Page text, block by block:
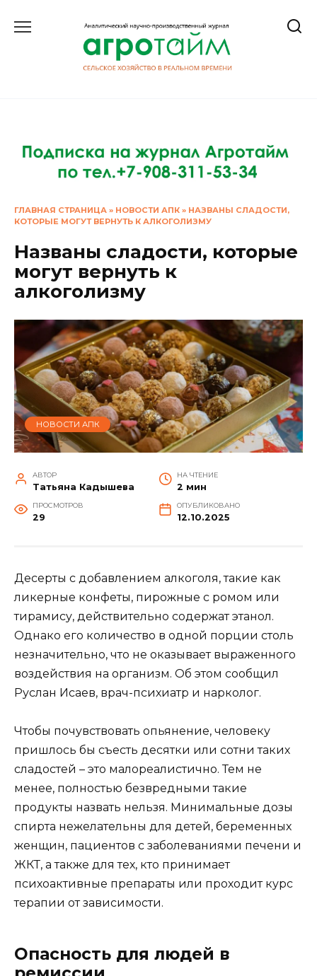
ГЛАВНАЯ СТРАНИЦА » НОВОСТИ АПК » НАЗВАНЫ СЛАДОСТИ,
КОТОРЫЕ МОГУТ ВЕРНУТЬ К АЛКОГОЛИЗМУ
Названы сладости, которые
могут вернуть к
алкоголизму
НОВОСТИ АПК
АВТОР
Татьяна Кадышева
НА ЧТЕНИЕ
2 мин
ПРОСМОТРОВ
29
ОПУБЛИКОВАНО
12.10.2025
Десерты с добавлением алкоголя, такие как
ликерные конфеты, пирожные с ромом или
тирамису, действительно содержат этанол.
Однако его количество в одной порции столь
незначительно, что не оказывает выраженного
воздействия на организм. Об этом сообщил
Руслан Исаев, врач-психиатр и нарколог.
Чтобы почувствовать опьянение, человеку
пришлось бы съесть десятки или сотни таких
сладостей – это малореалистично. Тем не
менее, полностью безвредными такие
продукты назвать нельзя. Минимальные дозы
спирта нежелательны для детей, беременных
женщин, пациентов с заболеваниями печени и
ЖКТ, а также для тех, кто принимает
психоактивные препараты или проходит курс
терапии от зависимости.
Опасность для людей в